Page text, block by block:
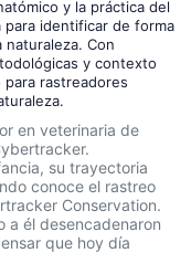
y la práctica del
identificar de forma
naturaleza. Con
y contexto
rastreadores
en veterinaria de
su trayectoria
conoce el rastreo
Conservation.
a él desencadenaron
que hoy día